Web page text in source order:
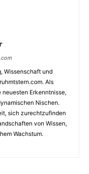
Wissenschaft und
Als
Erkenntnisse,
Nischen.
sich zurechtzufinden
von Wissen,
Wachstum.